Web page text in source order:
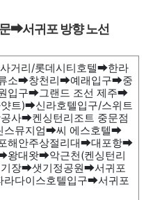
➡서귀포 방향 노선
거리/롯데시티호텔➡한라
소➡창천리➡예래입구➡중
입구➡그랜드 조선 제주➡
트)➡신라호텔입구/스위트
사➡켄싱턴리조트 중문점
스뮤지엄➡씨 에스호텔➡
해안주상절리대➡대포항➡
왕대왓➡악근천(켄싱턴리
장➡샛기정공원➡서귀포
라다이스호텔입구➡서귀포